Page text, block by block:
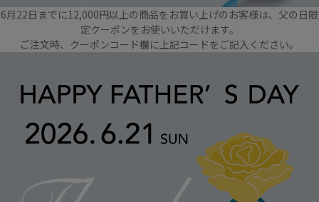
6月22日までに12,000円以上の商品をお買い上げのお客様は、父の日限
定クーポンをお使いいただけます。
ご注文時、クーポンコード欄に上記コードをご記入ください。